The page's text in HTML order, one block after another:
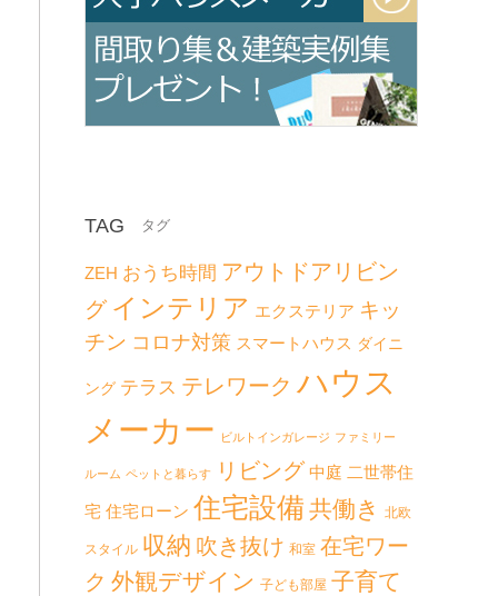
TAG
ZEH おうち時間 アウトドアリビン
グ インテリア エクステリア キッ
チン コロナ対策 スマートハウス ダイニ
ング テラス テレワーク ハウス
メーカー
ビルトインガレージ ファミリー
ルーム ペットと暮らす リビング 中庭 二世帯住
宅 住宅ローン 住宅設備 共働き 北欧
スタイル 収納 吹き抜け 和室 在宅ワー
ク 外観デザイン 子ども部屋 子育て